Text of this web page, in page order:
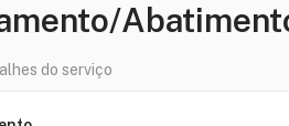
do serviço